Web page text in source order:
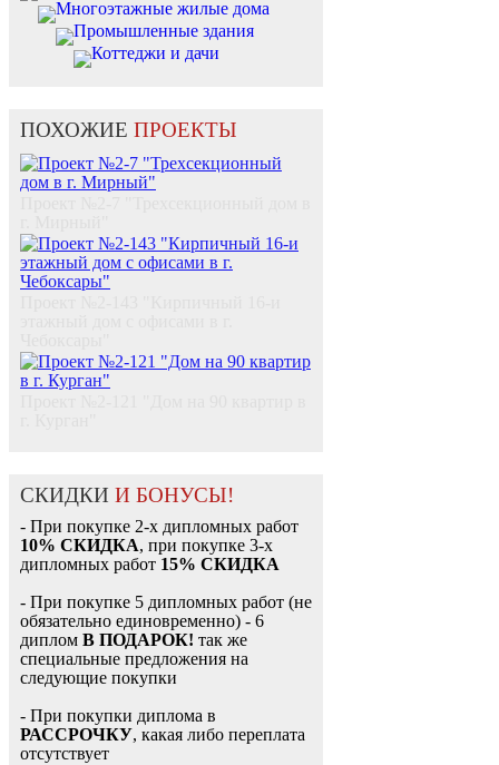
Многоэтажные жилые дома
Промышленные здания
Коттеджи и дачи
ПОХОЖИЕ ПРОЕКТЫ
СКИДКИ И БОНУСЫ!
- При покупке 2-х дипломных работ
10% СКИДКА, при покупке 3-х
дипломных работ 15% СКИДКА
- При покупке 5 дипломных работ (не
обязательно единовременно) - 6
диплом В ПОДАРОК! так же
специальные предложения на
следующие покупки
- При покупки диплома в
РАССРОЧКУ, какая либо переплата
отсутствует